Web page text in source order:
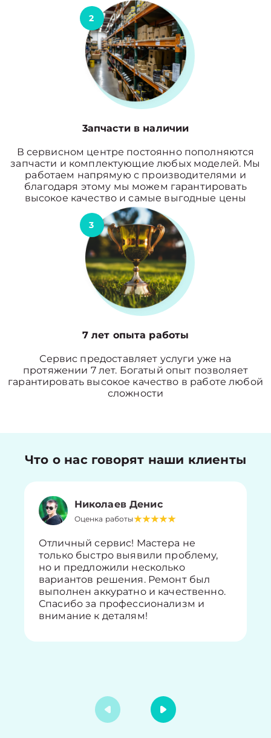
2
3апчасти в наличии
В сервисном центре постоянно пополняются
запчасти и комплектующие любых моделей. Мы
работаем напрямую с производителями и
благодаря этому мы можем гарантировать
высокое качество и самые выгодные цены
3
7 лет опыта работы
Сервис предоставляет услуги уже на
протяжении 7 лет. Богатый опыт позволяет
гарантировать высокое качество в работе любой
сложности
Что о нас говорят наши клиенты
Николаев Денис
Оценка работы
Отличный сервис! Мастера не
только быстро выявили проблему,
но и предложили несколько
вариантов решения. Ремонт был
выполнен аккуратно и качественно.
Спасибо за профессионализм и
внимание к деталям!